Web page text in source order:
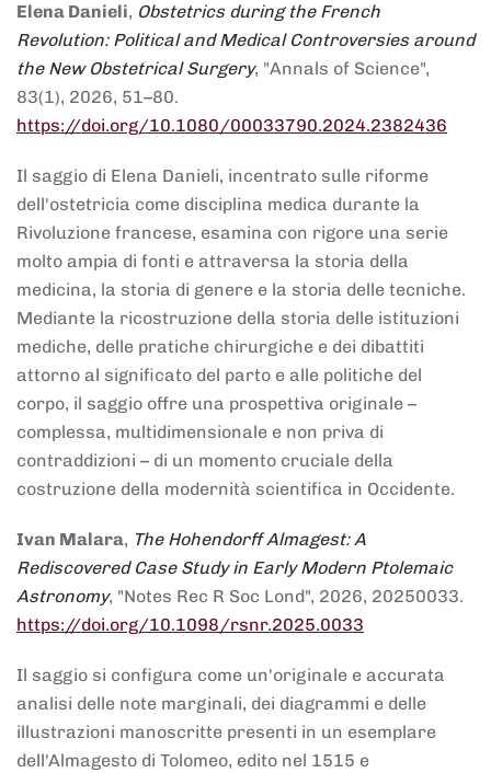
Elena Danieli, Obstetrics during the French
Revolution: Political and Medical Controversies around
the New Obstetrical Surgery, "Annals of Science",
83(1), 2026, 51–80.
https://doi.org/10.1080/00033790.2024.2382436
Il saggio di Elena Danieli, incentrato sulle riforme
dell'ostetricia come disciplina medica durante la
Rivoluzione francese, esamina con rigore una serie
molto ampia di fonti e attraversa la storia della
medicina, la storia di genere e la storia delle tecniche.
Mediante la ricostruzione della storia delle istituzioni
mediche, delle pratiche chirurgiche e dei dibattiti
attorno al significato del parto e alle politiche del
corpo, il saggio offre una prospettiva originale –
complessa, multidimensionale e non priva di
contraddizioni – di un momento cruciale della
costruzione della modernità scientifica in Occidente.
Ivan Malara, The Hohendorff Almagest: A
Rediscovered Case Study in Early Modern Ptolemaic
Astronomy, "Notes Rec R Soc Lond", 2026, 20250033.
https://doi.org/10.1098/rsnr.2025.0033
Il saggio si configura come un'originale e accurata
analisi delle note marginali, dei diagrammi e delle
illustrazioni manoscritte presenti in un esemplare
dell'Almagesto di Tolomeo, edito nel 1515 e